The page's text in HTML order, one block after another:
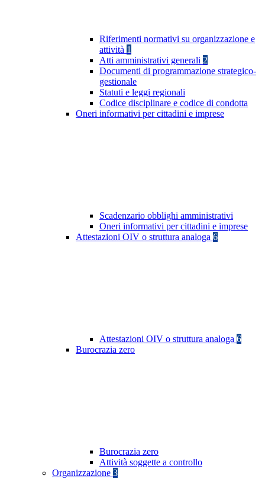
Riferimenti normativi su organizzazione e
attività 1
Atti amministrativi generali 2
Documenti di programmazione strategico-
gestionale
Statuti e leggi regionali
Codice disciplinare e codice di condotta
Oneri informativi per cittadini e imprese
Scadenzario obblighi amministrativi
Oneri informativi per cittadini e imprese
Attestazioni OIV o struttura analoga 6
Attestazioni OIV o struttura analoga 6
Burocrazia zero
Burocrazia zero
Attività soggette a controllo
Organizzazione 3